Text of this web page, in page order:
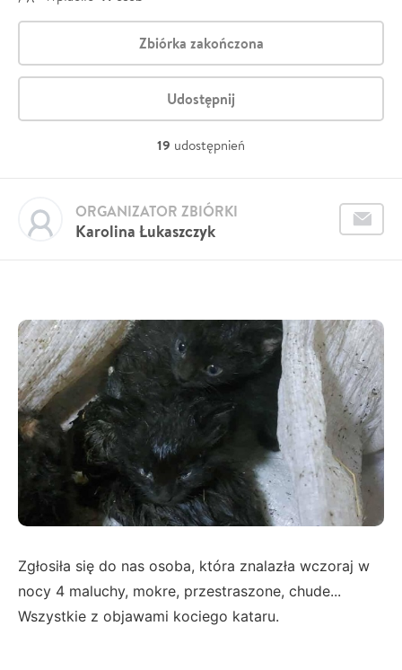
Zbiórka zakończona
Udostępnij
19 udostępnień
Karolina Łukaszczyk
ORGANIZATOR ZBIÓRKI
Zgłosiła się do nas osoba, która znalazła wczoraj w
nocy 4 maluchy, mokre, przestraszone, chude...
Wszystkie z objawami kociego kataru.